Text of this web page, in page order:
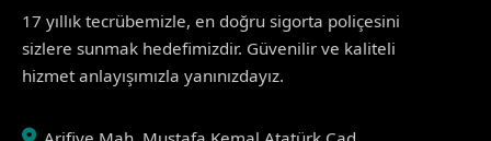
17 yıllık tecrübemizle, en doğru sigorta poliçesini
sizlere sunmak hedefimizdir. Güvenilir ve kaliteli
hizmet anlayışımızla yanınızdayız.